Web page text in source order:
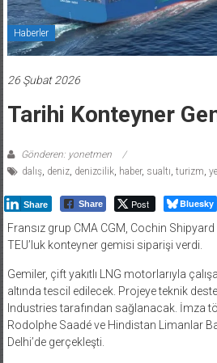
Haberler
26 Şubat 2026
Tarihi Konteyner
Gönderen: yonetmen
dalış, deniz, denizcilik, haber, sualtı turizm
Share Share Post Bluesky
Fransız grup CMA CGM, Cochin Shipyard
TEU’luk konteyner gemisi siparişi verdi.
Gemiler, çift yakıtlı LNG motorlarıyla
altında tescil edilecek. Projeye teknik
Industries tarafından sağlanacak. İmza
Rodolphe Saadé ve Hindistan Limanlar
Delhi’de gerçekleşti.